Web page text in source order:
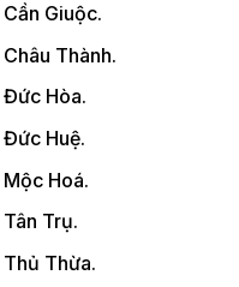
Giuộc.
Thành.
Hòa.
Huệ.
Hoá.
Trụ.
Thừa.